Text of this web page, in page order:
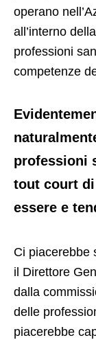
operano
all’interno
professioni
competenze
professioni
tout court
essere e
Ci piacerebbe
il Direttore
dalla
delle
piacerebbe